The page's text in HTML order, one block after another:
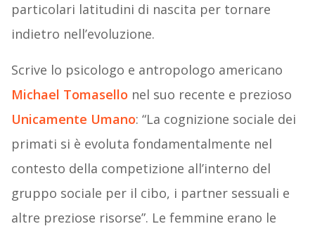
particolari latitudini di nascita per tornare
indietro nell’evoluzione.
Scrive lo psicologo e antropologo americano
Michael Tomasello nel suo recente e prezioso
Unicamente Umano: “La cognizione sociale dei
primati si è evoluta fondamentalmente nel
contesto della competizione all’interno del
gruppo sociale per il cibo, i partner sessuali e
altre preziose risorse”. Le femmine erano le